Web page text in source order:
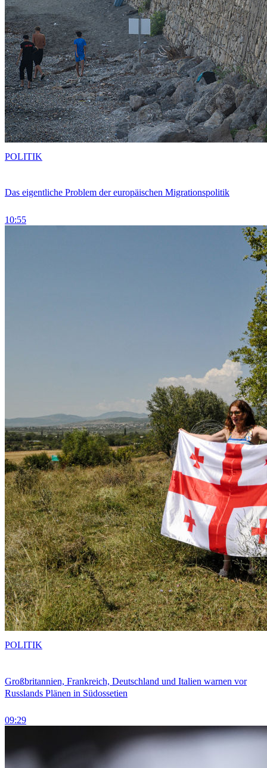
Das eigentliche Problem der europäischen Migrationspolitik
10:55
POLITIK
Großbritannien, Frankreich, Deutschland und Italien warnen vor
Russlands Plänen in Südossetien
09:29
POLITIK